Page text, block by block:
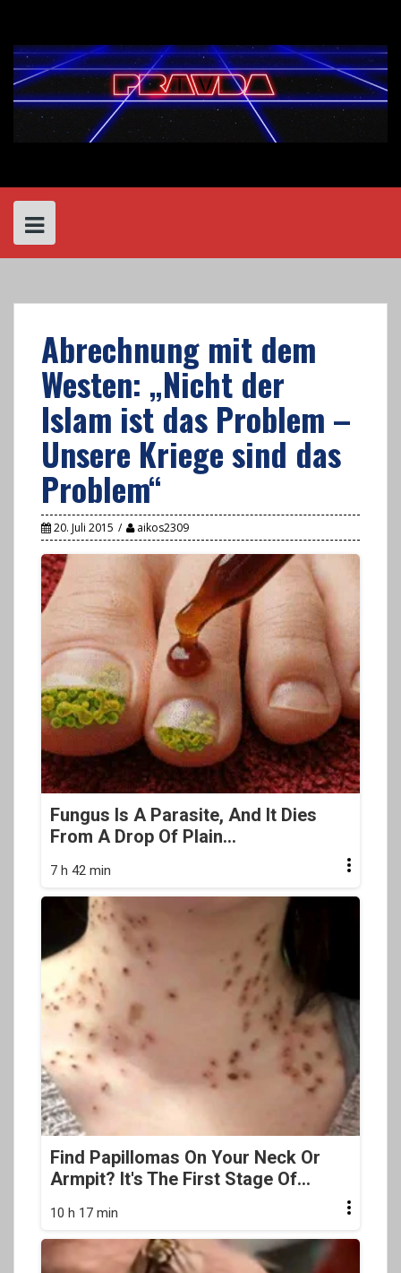
content
Abrechnung mit dem
Westen: „Nicht der
Islam ist das Problem –
Unsere Kriege sind das
Problem“
20. Juli 2015 aikos2309
Fungus Is A Parasite, And It Dies
From A Drop Of Plain...
7 h 42 min
Find Papillomas On Your Neck Or
Armpit? It's The First Stage Of...
10 h 17 min